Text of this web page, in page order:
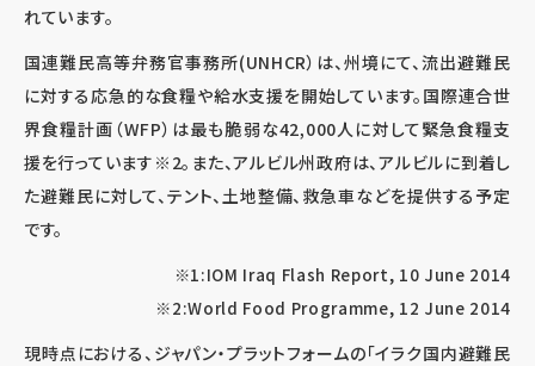
れています。
国連難民高等弁務官事務所(UNHCR）は、州境にて、流出避難民
に対する応急的な食糧や給水支援を開始しています。国際連合世
界食糧計画（WFP）は最も脆弱な42,000人に対して緊急食糧支
援を行っています※2。また、アルビル州政府は、アルビルに到着し
た避難民に対して、テント、土地整備、救急車などを提供する予定
です。
※1:IOM Iraq Flash Report, 10 June 2014
※2:World Food Programme, 12 June 2014
現時点における、ジャパン・プラットフォームの「イラク国内避難民